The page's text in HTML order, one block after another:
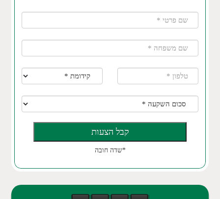
*שדה חובה